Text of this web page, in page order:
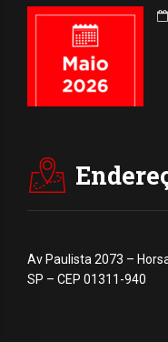
Av Paulista 2073 –
SP – CEP 01311-940